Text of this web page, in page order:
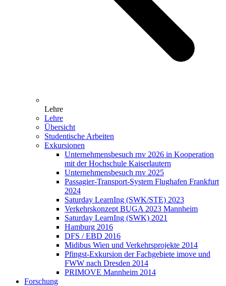
Lehre
Lehre
Übersicht
Studentische Arbeiten
Exkursionen
Unternehmensbesuch rnv 2026 in Kooperation
mit der Hochschule Kaiserlautern
Unternehmensbesuch rnv 2025
Passagier-Transport-System Flughafen Frankfurt
2024
Saturday LearnIng (SWK/STE) 2023
Verkehrskonzept BUGA 2023 Mannheim
Saturday LearnIng (SWK) 2021
Hamburg 2016
DFS / EBD 2016
Midibus Wien und Verkehrsprojekte 2014
Pfingst-Exkursion der Fachgebiete imove und
FWW nach Dresden 2014
PRIMOVE Mannheim 2014
Forschung